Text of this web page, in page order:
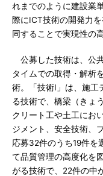
れまでのように建設業
際にICT技術の開発力
同することで実現性の
公募した技術は、公
タイムでの取得・解析
術。「技術I」は、施工
る技術で、橋梁（きょ
クリート工や土工にお
ジメント、安全技術、
応募32件のうち19件を
て品質管理の高度化を
がる技術で、22件の中